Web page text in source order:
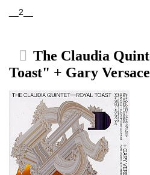
__2__
The Claudia
Toast" + Gary Versace